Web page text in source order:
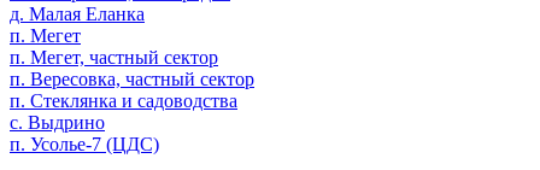
д. Малая Еланка
п. Мегет
п. Мегет, частный сектор
п. Вересовка, частный сектор
п. Стеклянка и садоводства
с. Выдрино
п. Усолье-7 (ЦДС)